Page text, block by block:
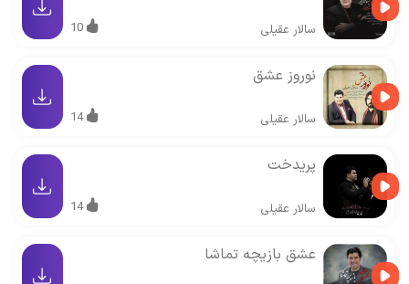
سالار عقیلی 10
نوروز عشق
سالار عقیلی 14
پریدخت
سالار عقیلی 14
عشق بازیچه تماشا